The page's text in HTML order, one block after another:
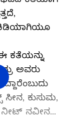
ಕಿಡಿಯಾಗಿಯೂ
ಕತೆಯನ್ನು
ಅವರು
ಸೀನ, ಕುಸುಮ,
ನೀಟ್‌ ನವೀನ...